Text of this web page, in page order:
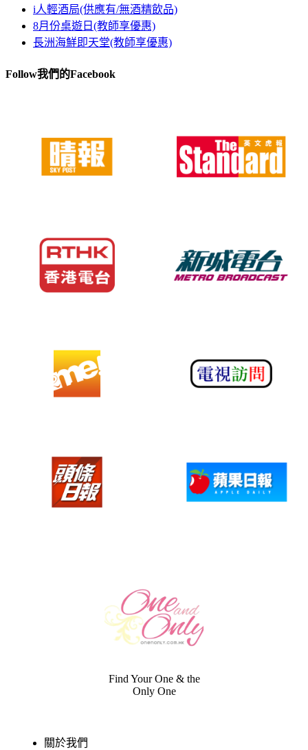
i人輕酒局(供應有/無酒精飲品)
8月份桌遊日(教師享優惠)
長洲海鮮即天堂(教師享優惠)
Follow我們的Facebook
Find Your One & the
Only One
關於我們